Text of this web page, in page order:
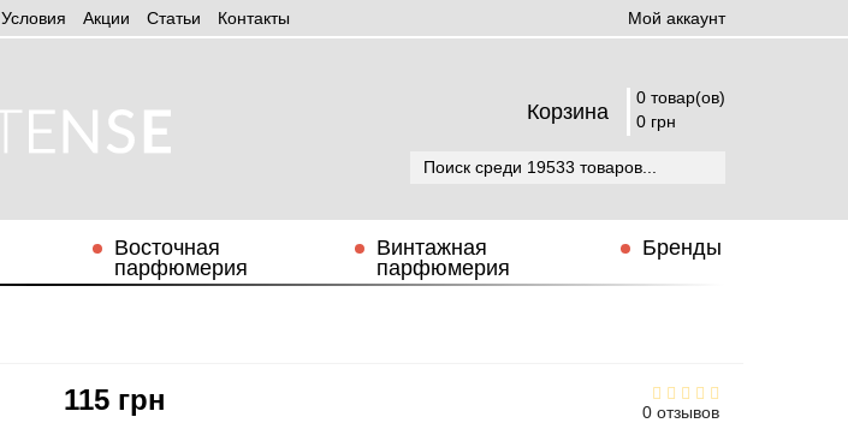
Условия Aкции Статьи Контакты Мой аккаунт
Корзина
0 товар(ов)
0 грн
Восточная
парфюмерия
Винтажная
парфюмерия
Бренды
0 отзывов
115 грн